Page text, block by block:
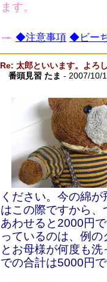
ます。
◆注意事項 ◆ビー
Re: 太郎といいます。よろ
番頭見習 たま - 2007/10/
ください。今の綿
はこの際ですから
あわせると2000円
っているのは、例
とお母様が何度も
での合計は5000円